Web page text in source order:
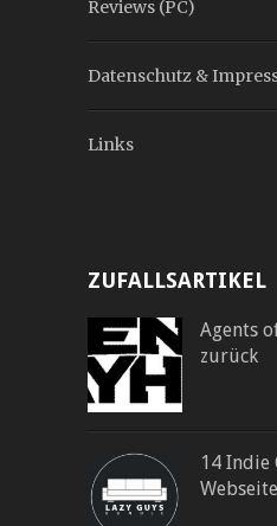
Reviews (PC)
Datenschutz &
Links
ZUFALLSARTIKEL
Agents
zurück
14 Indie